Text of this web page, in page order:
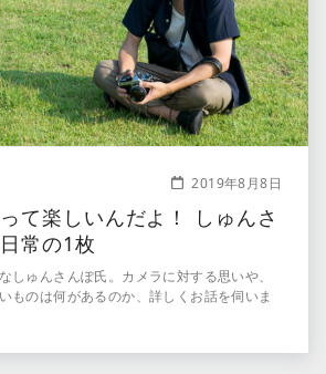
2019年8月8日
て楽しいんだよ！ しゅんさ
常の1枚
しゅんさんぽ氏。カメラに対する思いや、
ものは何があるのか、詳しくお話を伺いま